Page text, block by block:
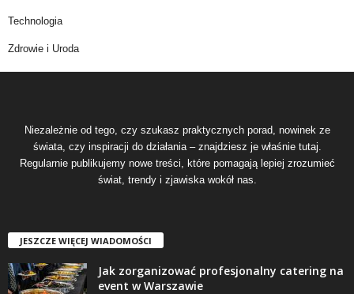
Technologia
Zdrowie i Uroda
Niezależnie od tego, czy szukasz praktycznych porad, nowinek ze
świata, czy inspiracji do działania – znajdziesz je właśnie tutaj.
Regularnie publikujemy nowe treści, które pomagają lepiej zrozumieć
świat, trendy i zjawiska wokół nas.
JESZCZE WIĘCEJ WIADOMOŚCI
Jak zorganizować profesjonalny catering na
event w Warszawie